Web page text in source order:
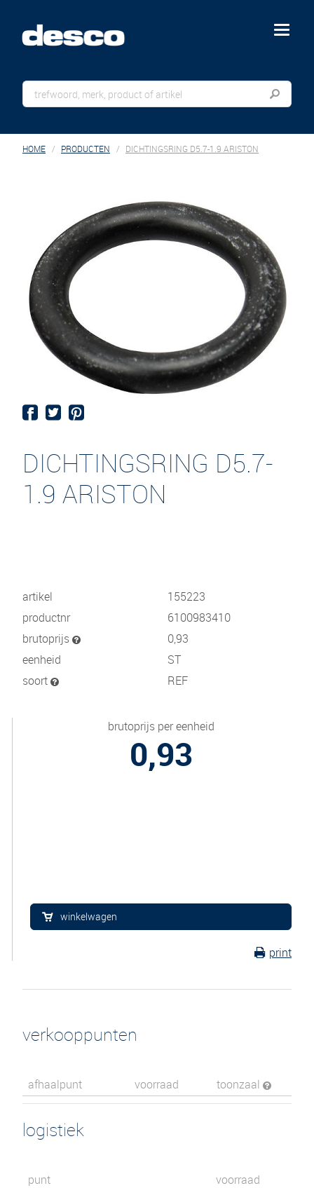
menu
HOME PRODUCTEN DICHTINGSRING D5.7-1.9 ARISTON
DICHTINGSRING D5.7-
1.9 ARISTON
artikel
155223
productnr
6100983410
brutoprijs
0,93
eenheid
ST
soort
REF
brutoprijs per eenheid
0,93
winkelwagen
print
verkooppunten
afhaalpunt voorraad toonzaal
logistiek
punt voorraad